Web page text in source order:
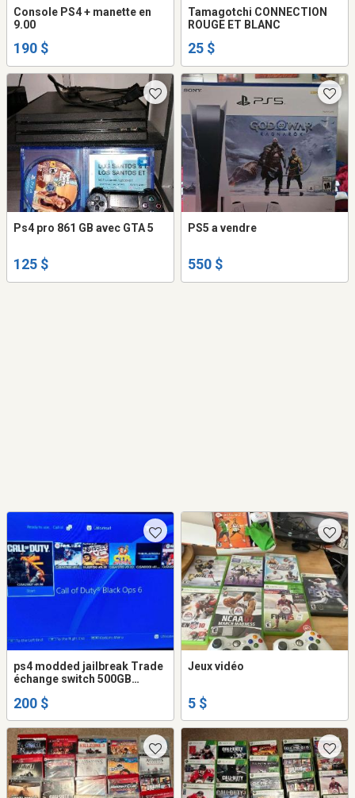
Console PS4 + manette en
9.00
190 $
Tamagotchi CONNECTION
ROUGE ET BLANC
25 $
Ps4 pro 861 GB avec GTA 5
125 $
PS5 a vendre
550 $
ps4 modded jailbreak Trade
échange switch 500GB
200 $
Jeux vidéo
5 $